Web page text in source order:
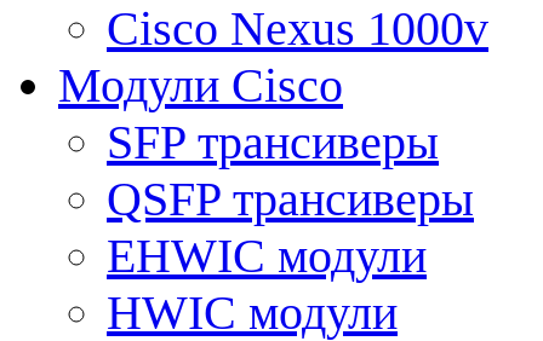
Cisco Nexus 1000v
Модули Cisco
SFP трансиверы
QSFP трансиверы
EHWIC модули
HWIC модули